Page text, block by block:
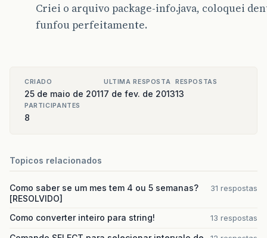
Criei o arquivo package-info.java, coloquei
funfou perfeitamente.
CRIADO
25 de maio de 2011
ULTIMA RESPOSTA
7 de fev. de 2013
RESPOSTAS
13
PARTICIPANTES
8
Topicos relacionados
Como saber se um mes tem 4 ou 5 semanas?
[RESOLVIDO]
31 respostas
Como converter inteiro para string! 13 respostas